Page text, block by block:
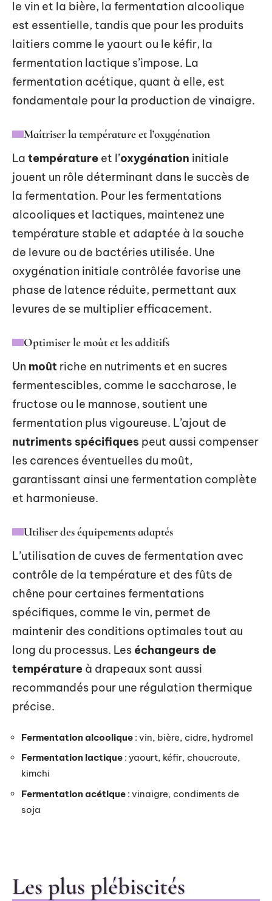
le vin et la bière, la fermentation alcoolique
est essentielle, tandis que pour les produits
laitiers comme le yaourt ou le kéfir, la
fermentation lactique s’impose. La
fermentation acétique, quant à elle, est
fondamentale pour la production de vinaigre.
Maîtriser la température et l’oxygénation
La température et l’oxygénation initiale
jouent un rôle déterminant dans le succès de
la fermentation. Pour les fermentations
alcooliques et lactiques, maintenez une
température stable et adaptée à la souche
de levure ou de bactéries utilisée. Une
oxygénation initiale contrôlée favorise une
phase de latence réduite, permettant aux
levures de se multiplier efficacement.
Optimiser le moût et les additifs
Un moût riche en nutriments et en sucres
fermentescibles, comme le saccharose, le
fructose ou le mannose, soutient une
fermentation plus vigoureuse. L’ajout de
nutriments spécifiques peut aussi compenser
les carences éventuelles du moût,
garantissant ainsi une fermentation complète
et harmonieuse.
Utiliser des équipements adaptés
L’utilisation de cuves de fermentation avec
contrôle de la température et des fûts de
chêne pour certaines fermentations
spécifiques, comme le vin, permet de
maintenir des conditions optimales tout au
long du processus. Les échangeurs de
température à drapeaux sont aussi
recommandés pour une régulation thermique
précise.
Fermentation alcoolique : vin, bière, cidre, hydromel
Fermentation lactique : yaourt, kéfir, choucroute,
kimchi
Fermentation acétique : vinaigre, condiments de
soja
Les plus plébiscités